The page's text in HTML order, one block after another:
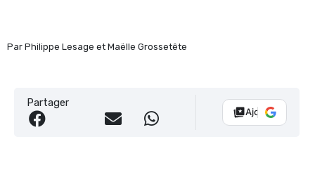
Par Philippe Lesage et Maëlle Grossetête
Partager
Ajouter Vélo